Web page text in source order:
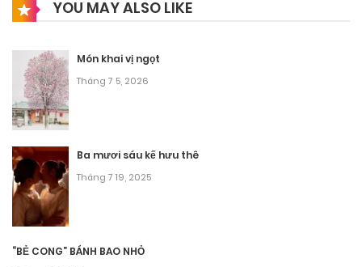
YOU MAY ALSO LIKE
Món khai vị ngọt
Tháng 7 5, 2026
Ba mươi sáu kế hưu thê
Tháng 7 19, 2025
“BẺ CONG” BÁNH BAO NHỎ